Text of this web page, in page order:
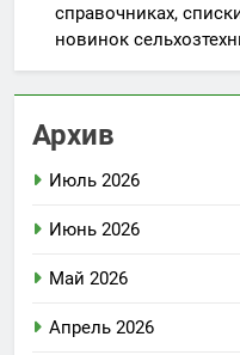
справочниках,
новинок
Архив
Июль 2026
Июнь 2026
Май 2026
Апрель 2026